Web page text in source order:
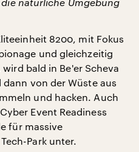
8200, mit Fokus
und gleichzeitig
bald in Be'er Scheva
von der Wüste aus
und hacken. Auch
Event Readiness
für massive
Park unter.